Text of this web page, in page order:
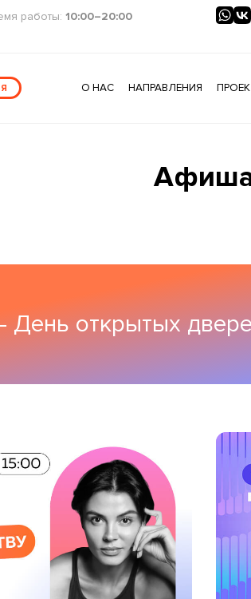
работы: 10:00–20:00
О НАС НАПРАВЛЕНИЯ
открытых